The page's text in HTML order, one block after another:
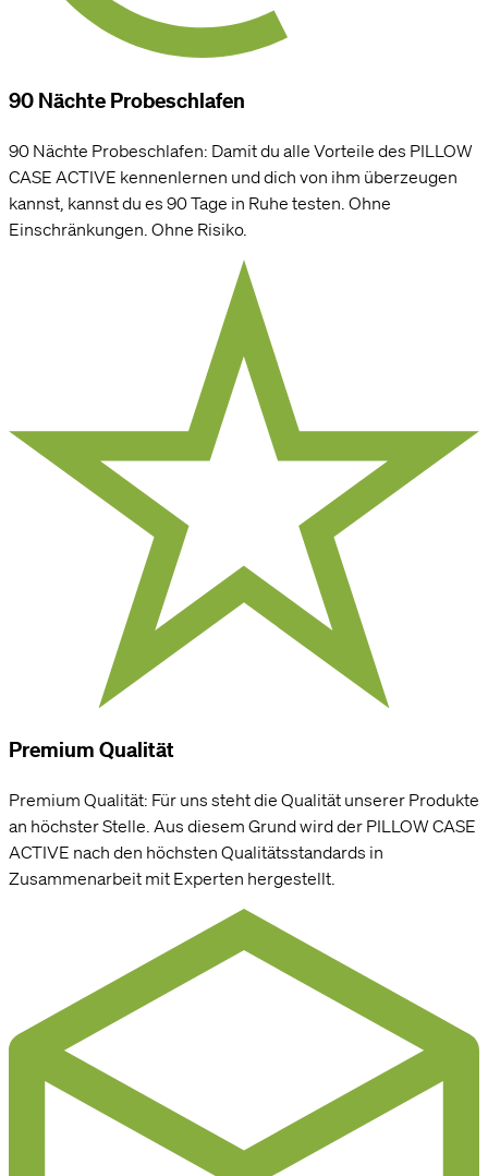
90 Nächte Probeschlafen
90 Nächte Probeschlafen: Damit du alle Vorteile des PILLOW
CASE ACTIVE kennenlernen und dich von ihm überzeugen
kannst, kannst du es 90 Tage in Ruhe testen. Ohne
Einschränkungen. Ohne Risiko.
Premium Qualität
Premium Qualität: Für uns steht die Qualität unserer Produkte
an höchster Stelle. Aus diesem Grund wird der PILLOW CASE
ACTIVE nach den höchsten Qualitätsstandards in
Zusammenarbeit mit Experten hergestellt.
Hi! Sag ja, zu unseren Cookies.
Cookies ermöglichen es uns, dir alle Funktionen unserer Website zu zeigen und
unser Angebot für dich so relevant wie möglich zu gestalten. Ausserdem
helfen sie uns dabei, dir Werbung zu zeigen, die dir nicht auf die Nerven geht,
wie beispielsweise personalisierte Anzeigen.
OK, alle akzeptieren
Einstellungen